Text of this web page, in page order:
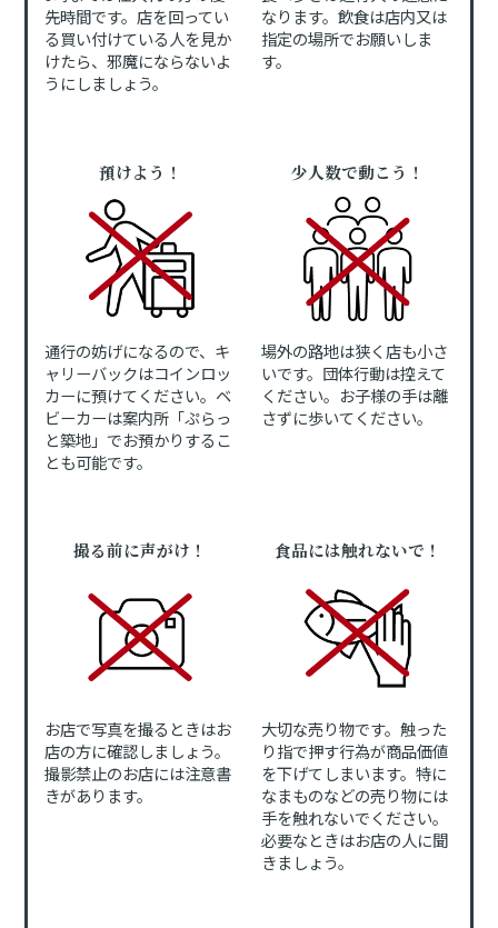
先時間です。店を回ってい
る買い付けている人を見か
けたら、邪魔にならないよ
うにしましょう。
なります。飲食は店内又は
指定の場所でお願いしま
す。
預けよう！
通行の妨げになるので、キ
ャリーバックはコインロッ
カーに預けてください。ベ
ビーカーは案内所「ぷらっ
と築地」でお預かりするこ
とも可能です。
少人数で動こう！
場外の路地は狭く店も小さ
いです。団体行動は控えて
ください。お子様の手は離
さずに歩いてください。
撮る前に声がけ！
お店で写真を撮るときはお
店の方に確認しましょう。
撮影禁止のお店には注意書
きがあります。
食品には触れないで！
大切な売り物です。触った
り指で押す行為が商品価値
を下げてしまいます。特に
なまものなどの売り物には
手を触れないでください。
必要なときはお店の人に聞
きましょう。